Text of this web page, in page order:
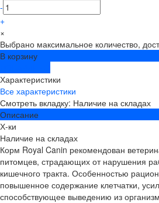
-
+
×
Выбрано максимальное количество,
В корзину
Характеристики
Все характеристики
Смотреть вкладку: Наличие на складах
Описание
Х-ки
Наличие на складах
Корм Royal Canin рекомендован
питомцев, страдающих от нарушения
кишечного тракта. Особенностью
повышенное содержание клетчатки,
способствующее выведению из